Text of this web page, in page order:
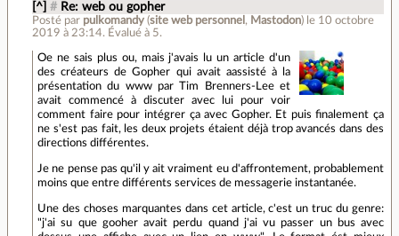
[^] # Re: web ou gopher
Posté par pulkomandy (site web personnel , Mastodon) le 10 octobre
2019 à 23:14. Évalué à 5.
Oe ne sais plus ou, mais j'avais lu un article d'un
des créateurs de Gopher qui avait aassisté à la
présentation du www par Tim Brenners-Lee et
avait commencé à discuter avec lui pour voir
comment faire pour intégrer ça avec Gopher. Et puis finalement ça
ne s'est pas fait, les deux projets étaient déjà trop avancés dans des
directions différentes.
Je ne pense pas qu'il y ait vraiment eu d'affrontement, probablement
moins que entre différents services de messagerie instantanée.
Une des choses marquantes dans cet article, c'est un truc du genre:
"j'ai su que gooher avait perdu quand j'ai vu passer un bus avec